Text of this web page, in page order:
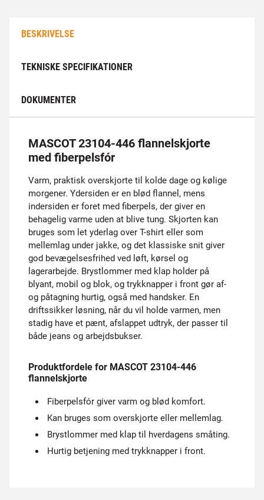
BESKRIVELSE
TEKNISKE SPECIFIKATIONER
DOKUMENTER
MASCOT 23104-446 flannelskjorte
med fiberpelsfór
Varm, praktisk overskjorte til kolde dage og kølige
morgener. Ydersiden er en blød flannel, mens
indersiden er foret med fiberpels, der giver en
behagelig varme uden at blive tung. Skjorten kan
bruges som let yderlag over T-shirt eller som
mellemlag under jakke, og det klassiske snit giver
god bevægelsesfrihed ved løft, kørsel og
lagerarbejde. Brystlommer med klap holder på
blyant, mobil og blok, og trykknapper i front gør af-
og påtagning hurtig, også med handsker. En
driftssikker løsning, når du vil holde varmen, men
stadig have et pænt, afslappet udtryk, der passer til
både jeans og arbejdsbukser.
Produktfordele for MASCOT 23104-446
flannelskjorte
Fiberpelsfór giver varm og blød komfort.
Kan bruges som overskjorte eller mellemlag.
Brystlommer med klap til hverdagens småting.
Hurtig betjening med trykknapper i front.